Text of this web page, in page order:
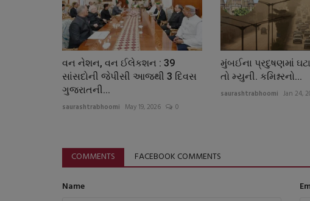
વન નેશન, વન ઈલેકશન : 39
સાંસદોની જેપીસી આજથી 3 દિવસ
ગુજરાતની...
saurashtrabhoomi May 19, 2026 0
મુંબઈના પ્રદુષણમાં
તો મ્યુની. કમિશ્નરનો...
saurashtrabhoomi Jan 24,
COMMENTS FACEBOOK COMMENTS
Name